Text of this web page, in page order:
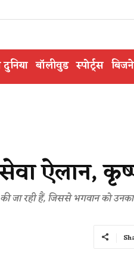
बॉलीवुड स्पोर्ट्स
ऐलान,
की जा रही हैं, जिससे भगवान को